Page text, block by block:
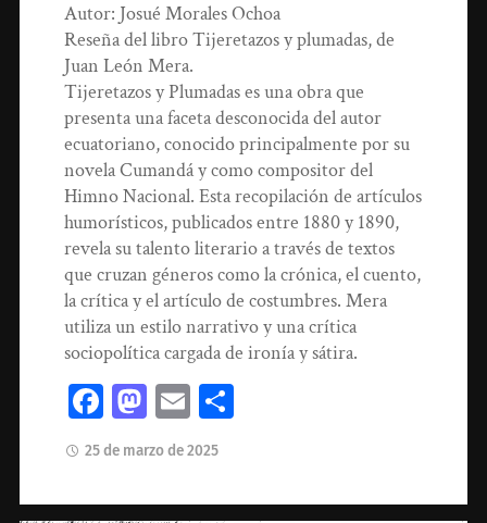
Autor: Josué Morales Ochoa
Reseña del libro Tijeretazos y plumadas, de
Juan León Mera.
Tijeretazos y Plumadas es una obra que
presenta una faceta desconocida del autor
ecuatoriano, conocido principalmente por su
novela Cumandá y como compositor del
Himno Nacional. Esta recopilación de artículos
humorísticos, publicados entre 1880 y 1890,
revela su talento literario a través de textos
que cruzan géneros como la crónica, el cuento,
la crítica y el artículo de costumbres. Mera
utiliza un estilo narrativo y una crítica
sociopolítica cargada de ironía y sátira.
Facebook
Mastodon
Email
25 de marzo de 2025